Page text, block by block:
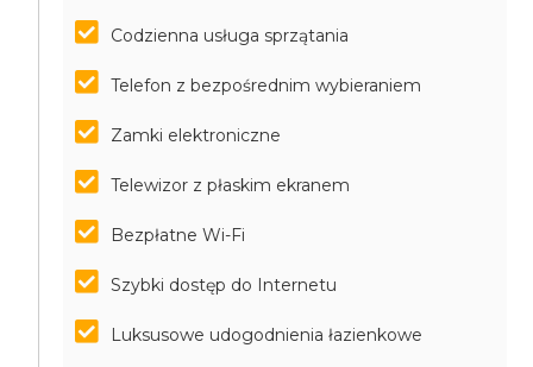
Codzienna usługa sprzątania
Telefon z bezpośrednim wybieraniem
Zamki elektroniczne
Telewizor z płaskim ekranem
Bezpłatne Wi-Fi
Szybki dostęp do Internetu
Luksusowe udogodnienia łazienkowe